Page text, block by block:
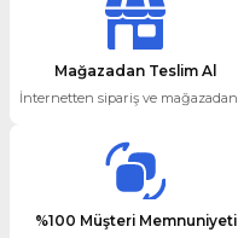
Ürün resmi kalitesiz,
Ürün açıklamasında
Ürün bilgilerinde hatalar
Ürün fiyatı diğer
Bu ürüne benzer farklı
Mağazadan Teslim Al
İnternetten sipariş ve
%100 Müşteri Memnuniyeti